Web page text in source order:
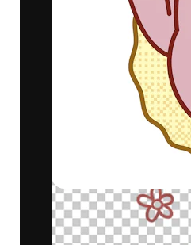
Copyright ©